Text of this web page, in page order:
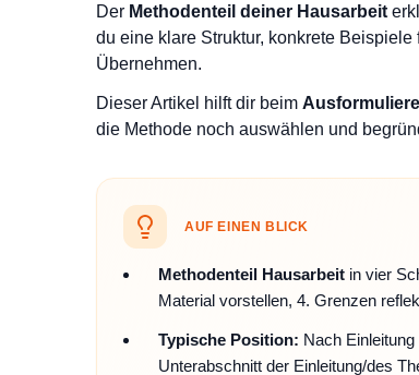
Der Methodenteil deiner Hausarbeit
du eine klare Struktur, konkrete
Übernehmen.
Dieser Artikel hilft dir beim
die Methode noch auswählen und
AUF EINEN BLICK
Methodenteil Hausarbeit in vier
Material vorstellen, 4. Grenzen
Typische Position: Nach
Unterabschnitt der Einleitung/des